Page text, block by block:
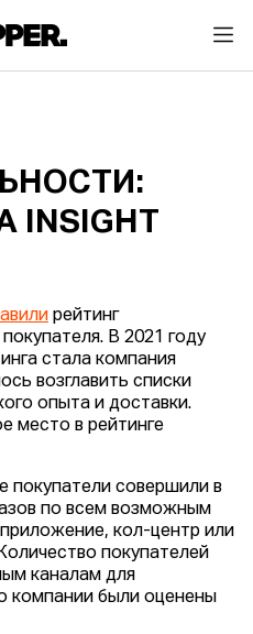
INSIGHT
рейтинг
В 2021 году
стала компания
возглавить списки
опыта и доставки.
место в рейтинге
покупатели совершили в
по всем возможным
кол-центр или
покупателей
каналам для
компании были оценены